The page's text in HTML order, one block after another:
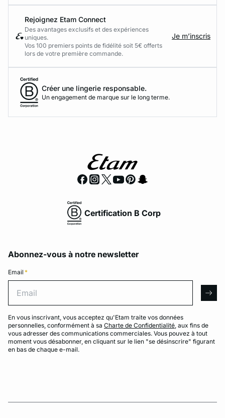
Rejoignez Etam Connect
Des avantages exclusifs et des expériences
uniques.
Vos 100 premiers points de fidélité soit 5€ offerts
lors de votre première commande.​
Je m’inscris
Créer une lingerie responsable.
Un engagement de marque sur le long terme.
Certification B Corp
Abonnez-vous à notre newsletter
Email *
En vous inscrivant, vous acceptez qu'Etam traite vos données
personnelles, conformément à sa Charte de Confidentialité, aux fins de
vous adresser des communications commerciales. Vous pouvez à tout
moment vous désabonner, en cliquant sur le lien "se désinscrire" figurant
en bas de chaque e-mail.